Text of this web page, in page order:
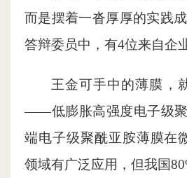
而是摆着一沓厚厚的实践
答辩委员中，有4位来自企业
王金可手中的薄膜，
——低膨胀高强度电子级聚
端电子级聚酰亚胺薄膜在
领域有广泛应用，但我国